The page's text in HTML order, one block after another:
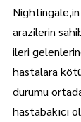
arazilerin
ileri
hastalara
durumu
hastabakıcı